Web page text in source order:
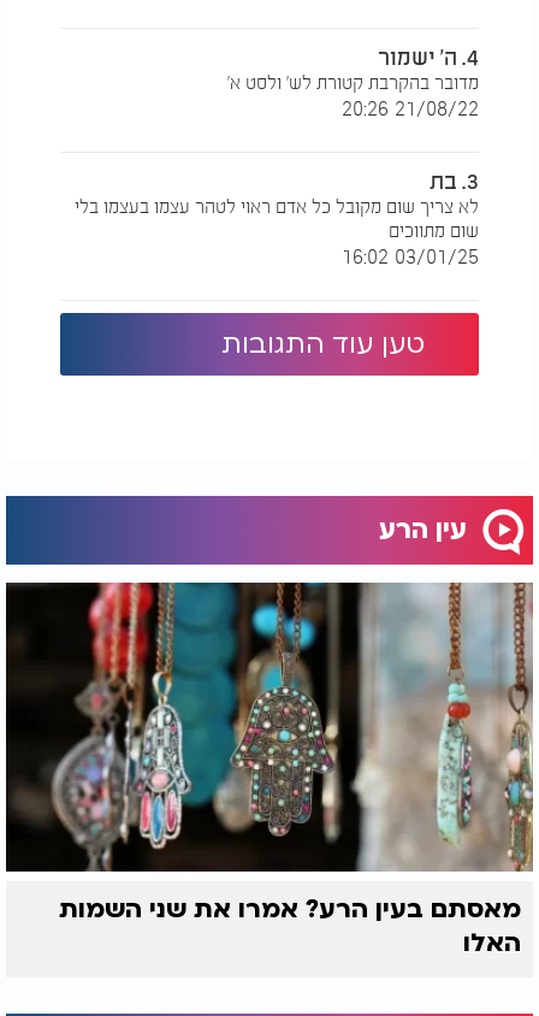
משתמשים בבכור נגד עין הרע?
4. ה' ישמור
מדובר בהקרבת קטורת לש' ולסט א'
21/08/22 20:26
3. בת
לא צריך שום מקובל כל אדם ראוי לטהר עצמו בעצמו בלי
שום מתווכים
03/01/25 16:02
טען עוד התגובות
עין הרע
מאסתם בעין הרע? אמרו את שני השמות
האלו